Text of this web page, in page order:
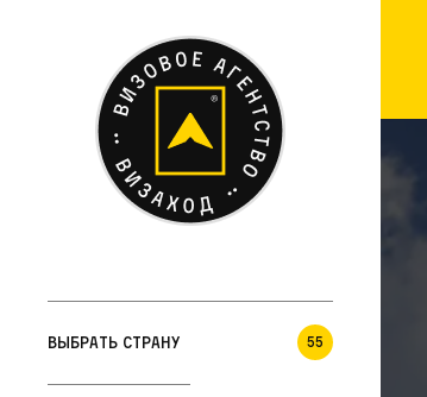
Выбрать страну 55